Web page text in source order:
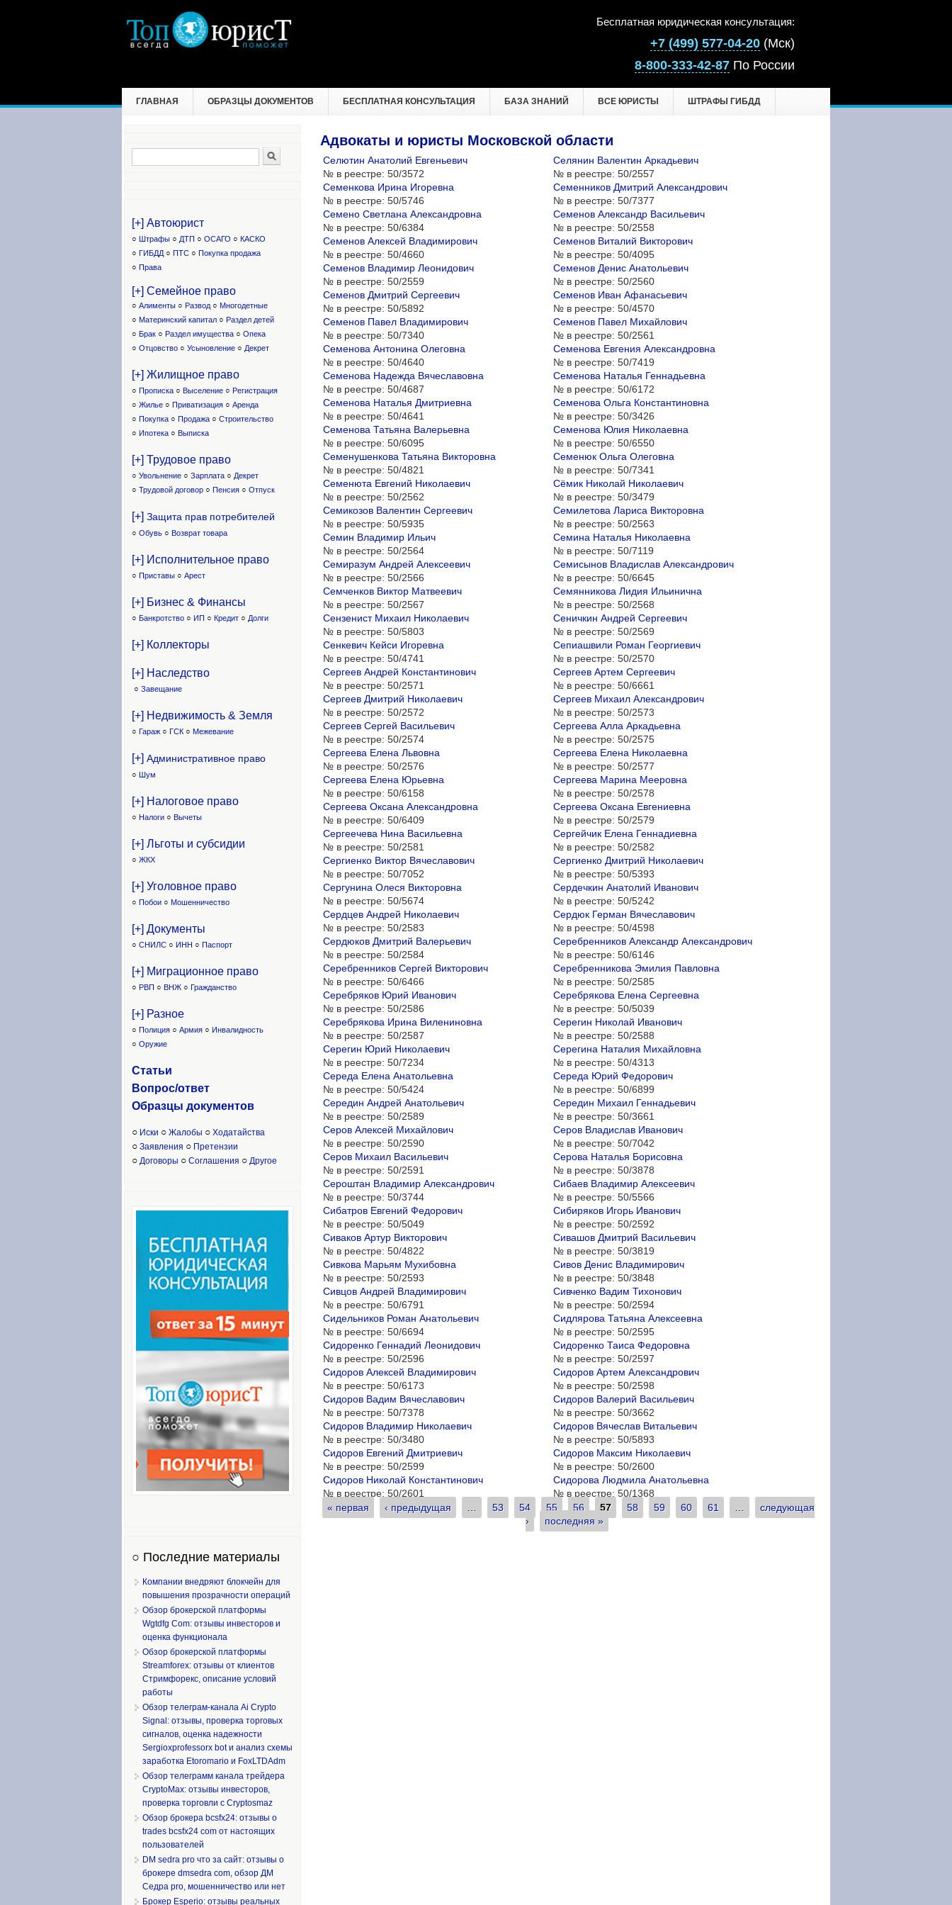
Бесплатная юридическая консультация:
+7 (499) 577-04-20 (Мск)
8-800-333-42-87 По России
ГЛАВНАЯ ОБРАЗЦЫ ДОКУМЕНТОВ БЕСПЛАТНАЯ КОНСУЛЬТАЦИЯ БАЗА ЗНАНИЙ ВСЕ ЮРИСТЫ ШТРАФЫ ГИБДД
Адвокаты и юристы Московской области
Селютин Анатолий Евгеньевич
№ в реестре: 50/3572
Селянин Валентин Аркадьевич
№ в реестре: 50/2557
Семенкова Ирина Игоревна
№ в реестре: 50/5746
Семенников Дмитрий Александрович
№ в реестре: 50/7377
Семено Светлана Александровна
№ в реестре: 50/6384
Семенов Александр Васильевич
№ в реестре: 50/2558
Семенов Алексей Владимирович
№ в реестре: 50/4660
Семенов Виталий Викторович
№ в реестре: 50/4095
Семенов Владимир Леонидович
№ в реестре: 50/2559
Семенов Денис Анатольевич
№ в реестре: 50/2560
Семенов Дмитрий Сергеевич
№ в реестре: 50/5892
Семенов Иван Афанасьевич
№ в реестре: 50/4570
Семенов Павел Владимирович
№ в реестре: 50/7340
Семенов Павел Михайлович
№ в реестре: 50/2561
Семенова Антонина Олеговна
№ в реестре: 50/4640
Семенова Евгения Александровна
№ в реестре: 50/7419
Семенова Надежда Вячеславовна
№ в реестре: 50/4687
Семенова Наталья Геннадьевна
№ в реестре: 50/6172
Семенова Наталья Дмитриевна
№ в реестре: 50/4641
Семенова Ольга Константиновна
№ в реестре: 50/3426
Семенова Татьяна Валерьевна
№ в реестре: 50/6095
Семенова Юлия Николаевна
№ в реестре: 50/6550
Семенушенкова Татьяна Викторовна
№ в реестре: 50/4821
Семенюк Ольга Олеговна
№ в реестре: 50/7341
Семенюта Евгений Николаевич
№ в реестре: 50/2562
Сёмик Николай Николаевич
№ в реестре: 50/3479
Семикозов Валентин Сергеевич
№ в реестре: 50/5935
Семилетова Лариса Викторовна
№ в реестре: 50/2563
Семин Владимир Ильич
№ в реестре: 50/2564
Семина Наталья Николаевна
№ в реестре: 50/7119
Семиразум Андрей Алексеевич
№ в реестре: 50/2566
Семисынов Владислав Александрович
№ в реестре: 50/6645
Семченков Виктор Матвеевич
№ в реестре: 50/2567
Семянникова Лидия Ильинична
№ в реестре: 50/2568
Сензенист Михаил Николаевич
№ в реестре: 50/5803
Сеничкин Андрей Сергеевич
№ в реестре: 50/2569
Сенкевич Кейси Игоревна
№ в реестре: 50/4741
Сепиашвили Роман Георгиевич
№ в реестре: 50/2570
Сергеев Андрей Константинович
№ в реестре: 50/2571
Сергеев Артем Сергеевич
№ в реестре: 50/6661
Сергеев Дмитрий Николаевич
№ в реестре: 50/2572
Сергеев Михаил Александрович
№ в реестре: 50/2573
Сергеев Сергей Васильевич
№ в реестре: 50/2574
Сергеева Алла Аркадьевна
№ в реестре: 50/2575
Сергеева Елена Львовна
№ в реестре: 50/2576
Сергеева Елена Николаевна
№ в реестре: 50/2577
Сергеева Елена Юрьевна
№ в реестре: 50/6158
Сергеева Марина Мееровна
№ в реестре: 50/2578
Сергеева Оксана Александровна
№ в реестре: 50/6409
Сергеева Оксана Евгениевна
№ в реестре: 50/2579
Сергеечева Нина Васильевна
№ в реестре: 50/2581
Сергейчик Елена Геннадиевна
№ в реестре: 50/2582
Сергиенко Виктор Вячеславович
№ в реестре: 50/7052
Сергиенко Дмитрий Николаевич
№ в реестре: 50/5393
Сергунина Олеся Викторовна
№ в реестре: 50/5674
Сердечкин Анатолий Иванович
№ в реестре: 50/5242
Сердцев Андрей Николаевич
№ в реестре: 50/2583
Сердюк Герман Вячеславович
№ в реестре: 50/4598
Сердюков Дмитрий Валерьевич
№ в реестре: 50/2584
Серебренников Александр Александрович
№ в реестре: 50/6146
Серебренников Сергей Викторович
№ в реестре: 50/6466
Серебренникова Эмилия Павловна
№ в реестре: 50/2585
Серебряков Юрий Иванович
№ в реестре: 50/2586
Серебрякова Елена Сергеевна
№ в реестре: 50/5039
Серебрякова Ирина Вилениновна
№ в реестре: 50/2587
Серегин Николай Иванович
№ в реестре: 50/2588
Серегин Юрий Николаевич
№ в реестре: 50/7234
Серегина Наталия Михайловна
№ в реестре: 50/4313
Середа Елена Анатольевна
№ в реестре: 50/5424
Середа Юрий Федорович
№ в реестре: 50/6899
Середин Андрей Анатольевич
№ в реестре: 50/2589
Середин Михаил Геннадьевич
№ в реестре: 50/3661
Серов Алексей Михайлович
№ в реестре: 50/2590
Серов Владислав Иванович
№ в реестре: 50/7042
Серов Михаил Васильевич
№ в реестре: 50/2591
Серова Наталья Борисовна
№ в реестре: 50/3878
Сероштан Владимир Александрович
№ в реестре: 50/3744
Сибаев Владимир Алексеевич
№ в реестре: 50/5566
Сибатров Евгений Федорович
№ в реестре: 50/5049
Сибиряков Игорь Иванович
№ в реестре: 50/2592
Сиваков Артур Викторович
№ в реестре: 50/4822
Сивашов Дмитрий Васильевич
№ в реестре: 50/3819
Сивкова Марьям Мухибовна
№ в реестре: 50/2593
Сивов Денис Владимирович
№ в реестре: 50/3848
Сивцов Андрей Владимирович
№ в реестре: 50/6791
Сивченко Вадим Тихонович
№ в реестре: 50/2594
Сидельников Роман Анатольевич
№ в реестре: 50/6694
Сидлярова Татьяна Алексеевна
№ в реестре: 50/2595
Сидоренко Геннадий Леонидович
№ в реестре: 50/2596
Сидоренко Таиса Федоровна
№ в реестре: 50/2597
Сидоров Алексей Владимирович
№ в реестре: 50/6173
Сидоров Артем Александрович
№ в реестре: 50/2598
Сидоров Вадим Вячеславович
№ в реестре: 50/7378
Сидоров Валерий Васильевич
№ в реестре: 50/3662
Сидоров Владимир Николаевич
№ в реестре: 50/3480
Сидоров Вячеслав Витальевич
№ в реестре: 50/5893
Сидоров Евгений Дмитриевич
№ в реестре: 50/2599
Сидоров Максим Николаевич
№ в реестре: 50/2600
Сидоров Николай Константинович
№ в реестре: 50/2601
Сидорова Людмила Анатольевна
№ в реестре: 50/1368
Страницы
« первая ‹ предыдущая … 53 54 55 56 57 58 59 60 61 …
следующая
›
последняя »
Форма поиска
[+] Автоюрист
○ Штрафы ○ ДТП ○ ОСАГО ○ КАСКО
○ ГИБДД ○ ПТС ○ Покупка продажа
○ Права
[+] Семейное право
○ Алименты ○ Развод ○ Многодетные
○ Материнский капитал ○ Раздел детей
○ Брак ○ Раздел имущества ○ Опека
○ Отцовство ○ Усыновление ○ Декрет
[+] Жилищное право
○ Прописка ○ Выселение ○ Регистрация
○ Жилье ○ Приватизация ○ Аренда
○ Покупка ○ Продажа ○ Строительство
○ Ипотека ○ Выписка
[+] Трудовое право
○ Увольнение ○ Зарплата ○ Декрет
○ Трудовой договор ○ Пенсия ○ Отпуск
[+] Защита прав потребителей
○ Обувь ○ Возврат товара
[+] Исполнительное право
○ Приставы ○ Арест
[+] Бизнес & Финансы
○ Банкротство ○ ИП ○ Кредит ○ Долги
[+] Коллекторы
[+] Наследство
○ Завещание
[+] Недвижимость & Земля
○ Гараж ○ ГСК ○ Межевание
[+] Административное право
○ Шум
[+] Налоговое право
○ Налоги ○ Вычеты
[+] Льготы и субсидии
○ ЖКХ
[+] Уголовное право
○ Побои ○ Мошенничество
[+] Документы
○ СНИЛС ○ ИНН ○ Паспорт
[+] Миграционное право
○ РВП ○ ВНЖ ○ Гражданство
[+] Разное
○ Полиция ○ Армия ○ Инвалидность
○ Оружие
Статьи
Вопрос/ответ
Образцы документов
○ Иски ○ Жалобы ○ Ходатайства
○ Заявления ○ Претензии
○ Договоры ○ Соглашения ○ Другое
○ Последние материалы
Компании внедряют блокчейн для
повышения прозрачности операций
Обзор брокерской платформы
Wgtdfg Com: отзывы инвесторов и
оценка функционала
Обзор брокерской платформы
Streamforex: отзывы от клиентов
Стримфорекс, описание условий
работы
Обзор телеграм-канала Ai Crypto
Signal: отзывы, проверка торговых
сигналов, оценка надежности
Sergioxprofessorx bot и анализ схемы
заработка Etoromario и FoxLTDAdm
Обзор телеграмм канала трейдера
CryptoMax: отзывы инвесторов,
проверка торговли с Cryptosmaz
Обзор брокера bcsfx24: отзывы о
trades bcsfx24 com от настоящих
пользователей
DM sedra pro что за сайт: отзывы о
брокере dmsedra com, обзор ДМ
Седра pro, мошенничество или нет
Брокер Esperio: отзывы реальных